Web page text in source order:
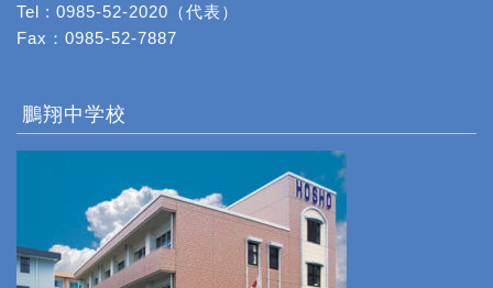
Tel : 0985-52-2020（代表）
Fax：0985-52-7887
鵬翔中学校